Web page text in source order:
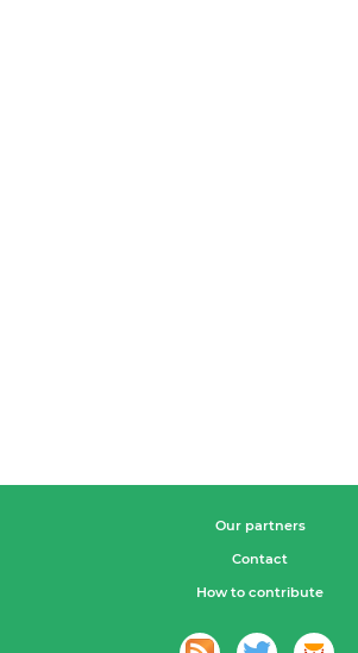
Our partners
Contact
How to contribute